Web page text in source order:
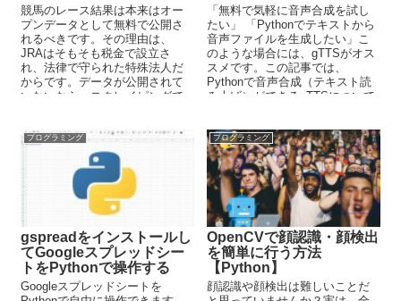
競馬のレース結果は本来はオー
プンデータとして無料で公開さ
れるべきです。その理由は、
JRAはそもそも税金で設立さ
れ、法律で守られた特殊法人だ
からです。データが公開されて
いないなら、スクレイピングで
その代わりに、競馬の恩恵を受
けるnetkeibaをスクレイピングし
ましょう。
「無料で気軽に音声合成を試し
たい」 「Pythonでテキストから
音声ファイルを生成したい」こ
のような場合には、gTTSがオス
スメです。この記事では、
Pythonで音声合成（テキスト読
み上げ）ができるgTTSについて
プログラミング
gspreadをインストールし
てGoogleスプレッドシー
トをPythonで操作する
Googleスプレッドシートを
プログラミング
OpenCVで顔認識・顔検出
を簡単に行う方法
【Python】
顔認識や顔検出は難しいことだ